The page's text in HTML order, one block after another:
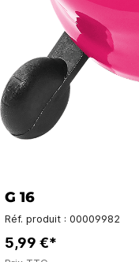
G 16
Réf. produit : 00009982
5,99 €*